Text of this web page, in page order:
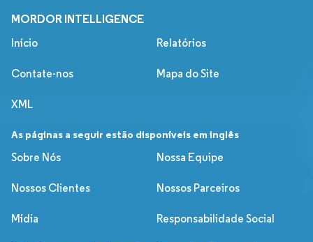
MORDOR INTELLIGENCE
Início Relatórios
Contate-nos Mapa do Site
XML
As páginas a seguir estão disponíveis em inglês
Sobre Nós
Nossa Equipe
Nossos Clientes Nossos Parceiros
Mídia Responsabilidade Social